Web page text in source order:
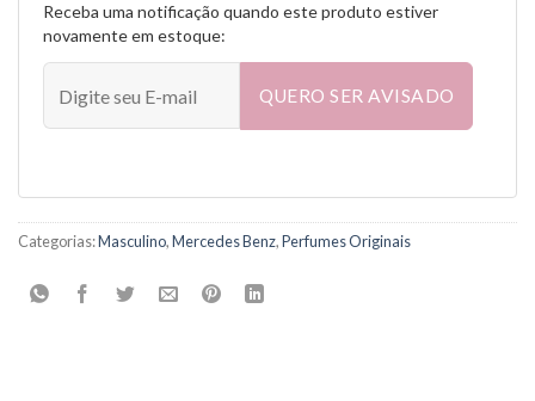
Receba uma notificação quando este produto estiver
novamente em estoque:
QUERO SER AVISADO
Categorias:Masculino,Mercedes Benz,Perfumes Originais